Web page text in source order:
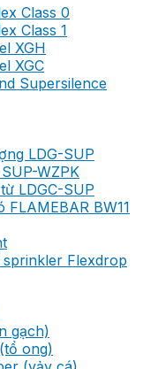
Class 0
Class 1
XGH
XGC
Supersilence
LDG-SUP
WZPK
LDGC-SUP
BW11
Flexdrop
gạch)
ong)